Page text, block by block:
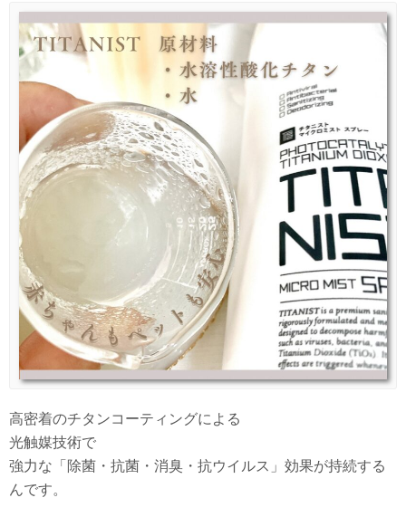
高密着のチタンコーティングによる
光触媒技術で
強力な「除菌・抗菌・消臭・抗ウイルス」効果が持続する
んです。